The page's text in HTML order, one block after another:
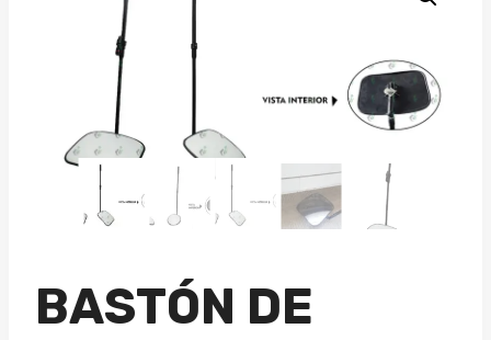
BASTÓN DE